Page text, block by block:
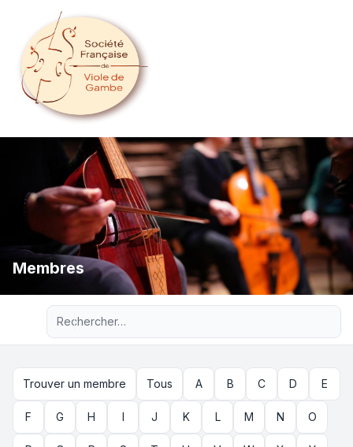
Membres
Recherche avancée
Trouver un membre Tous A B C D E
F G H I J K L M N O